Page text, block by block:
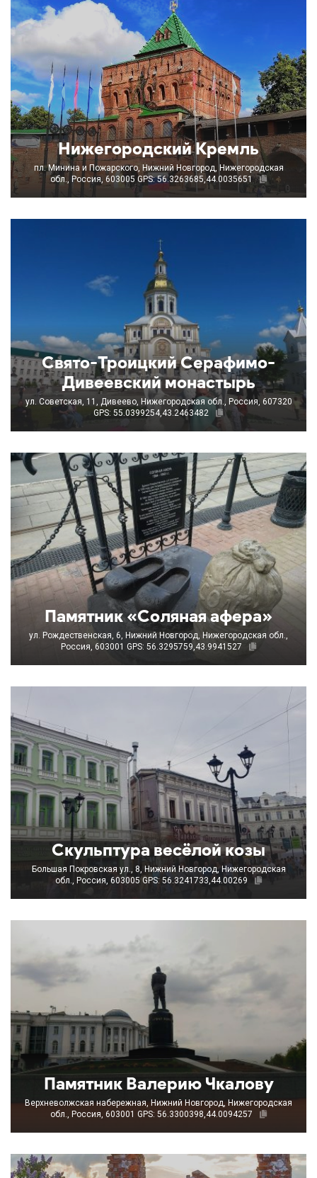
Нижегородский Кремль
пл. Минина и Пожарского, Нижний Новгород, Нижегородская
обл., Россия, 603005 GPS: 56.3263685,44.0035651
Свято-Троицкий Серафимо-
Дивеевский монастырь
ул. Советская, 11, Дивеево, Нижегородская обл., Россия, 607320
GPS: 55.0399254,43.2463482
Памятник «Соляная афера»
ул. Рождественская, 6, Нижний Новгород, Нижегородская обл.,
Россия, 603001 GPS: 56.3295759,43.9941527
Скульптура весёлой козы
Большая Покровская ул., 8, Нижний Новгород, Нижегородская
обл., Россия, 603005 GPS: 56.3241733,44.00269
Памятник Валерию Чкалову
Верхневолжская набережная, Нижний Новгород, Нижегородская
обл., Россия, 603001 GPS: 56.3300398,44.0094257